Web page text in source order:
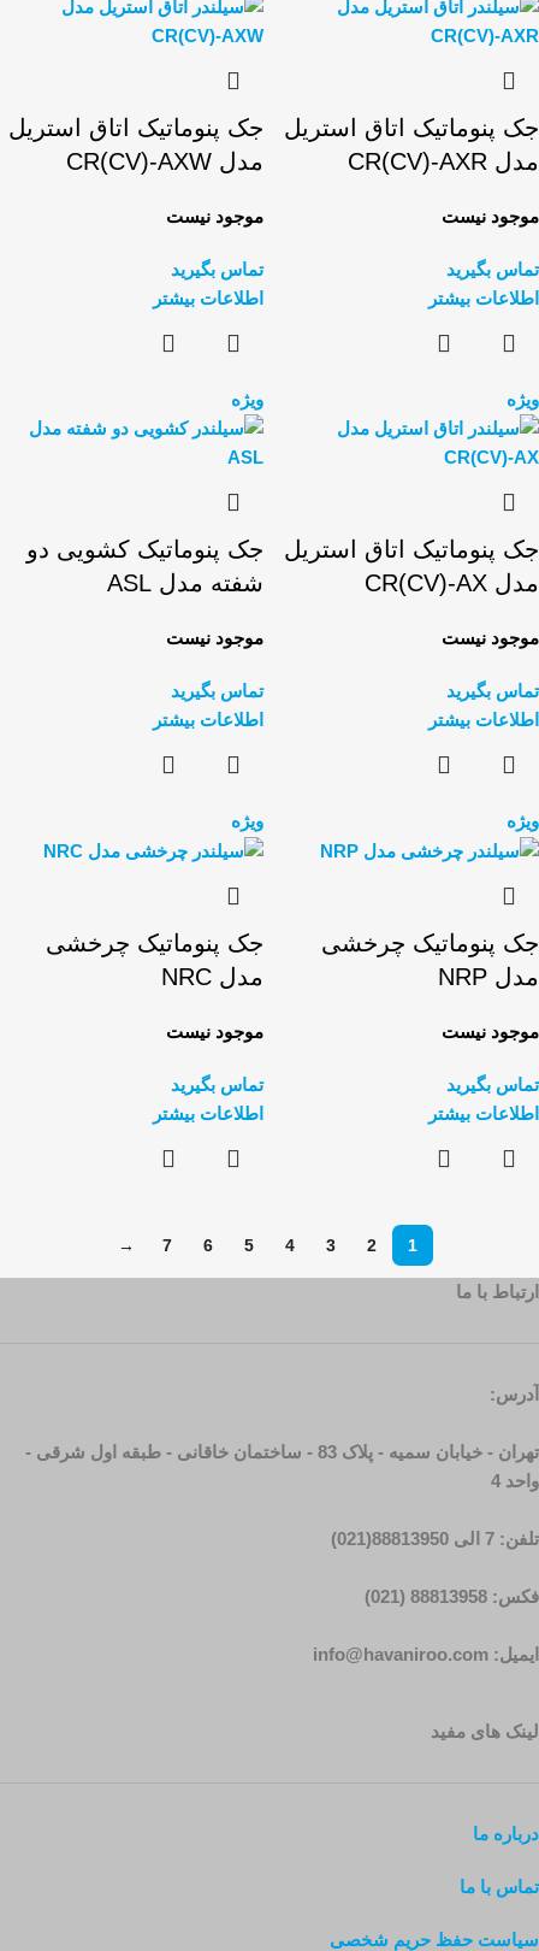
جک پنوماتیک اتاق استریل
مدل CR(CV)-AXR
موجود نیست
تماس بگیرید
اطلاعات بیشتر
جک پنوماتیک اتاق استریل
مدل CR(CV)-AXW
موجود نیست
تماس بگیرید
اطلاعات بیشتر
ویژه
جک پنوماتیک اتاق استریل
مدل CR(CV)-AX
موجود نیست
تماس بگیرید
اطلاعات بیشتر
ویژه
جک پنوماتیک کشویی دو
شفته مدل ASL
موجود نیست
تماس بگیرید
اطلاعات بیشتر
ویژه
جک پنوماتیک چرخشی
مدل NRP
موجود نیست
تماس بگیرید
اطلاعات بیشتر
ویژه
جک پنوماتیک چرخشی
مدل NRC
موجود نیست
تماس بگیرید
اطلاعات بیشتر
1
2
3
4
5
6
7
→
ارتباط با ما
آدرس:
تهران - خیابان سمیه - پلاک 83 - ساختمان خاقانی - طبقه اول شرقی -
واحد 4
تلفن: 7 الی 88813950(021)
فکس: 88813958 (021)
ایمیل: info@havaniroo.com
لینک های مفید
درباره ما
تماس با ما
سیاست حفظ حریم شخصی